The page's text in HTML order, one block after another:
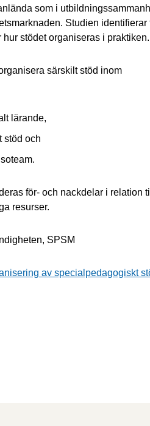
som i
Studien identifierar
stödet organiseras i praktiken.
särskilt stöd inom
lärande,
stöd och
för- och nackdelar i relation till
resurser.
SPSM
av specialpedagogiskt